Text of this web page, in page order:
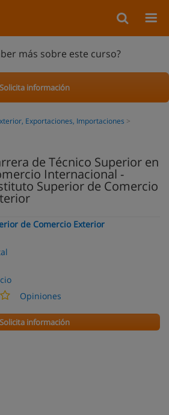
más sobre este curso?
Solicita información
Exportaciones, Importaciones
de Técnico Superior en
Internacional -
Superior de Comercio
de Comercio Exterior
Opiniones
Solicita información